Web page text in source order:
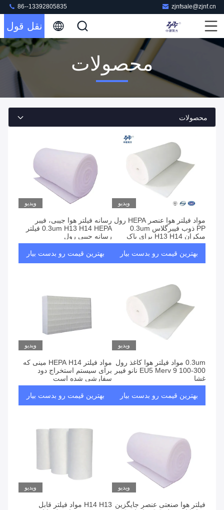
zjnfsale@zjnf.cn
86--13392805835
نقل قول
محصولات
محصولات
ویدیو
مواد فیلتر هوا عنصر HEPA رول
PP ذوب فیبرگلاس 0.3um
میکران H13 H14 برای پاک
کننده هوا
بهترین قیمت رو بدست بیار
ویدیو
رسانه فیلتر هوا جیبی، فیبر
0.3um H13 H14 HEPA فیلتر
رسانه جیبی رول
بهترین قیمت رو بدست بیار
ویدیو
0.3um مواد فیلتر هوا کاغذ رول
EU5 Merv 9 100-300 نانو فیبر
غشا
بهترین قیمت رو بدست بیار
ویدیو
مواد فیلتر HEPA H14 مینی که
برای سیستم استخراج دود
سفارشی شده است
بهترین قیمت رو بدست بیار
ویدیو
فیلتر هوا صنعتی عنصر جایگزین
ویدیو
H14 H13 مواد فیلتر قابل